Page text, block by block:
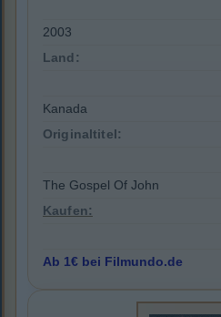
2003
Land:
Kanada
Originaltitel:
The Gospel Of John
Kaufen:
Ab 1€ bei Filmundo.de